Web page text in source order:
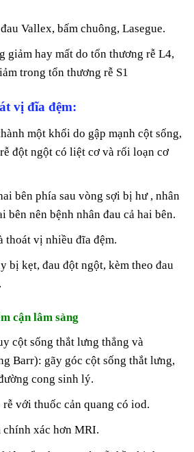
Vallex, bấm chuông, Lasegue.
giảm hay mất do tổn thương rễ L4,
trong tổn thương rễ S1
vị đĩa đệm:
một khối do gập mạnh cột sống,
đột ngột có liệt cơ và rối loạn cơ
bên phía sau vòng sợi bị hư , nhân
bên nên bệnh nhân đau cả hai bên.
thoát vị nhiều đĩa đệm.
bị kẹt, đau đột ngột, kèm theo đau
cận lâm sàng
cột sống thắt lưng thẳng và
Barr): gãy góc cột sống thắt lưng,
cong sinh lý.
với thuốc cản quang có iod.
chính xác hơn MRI.